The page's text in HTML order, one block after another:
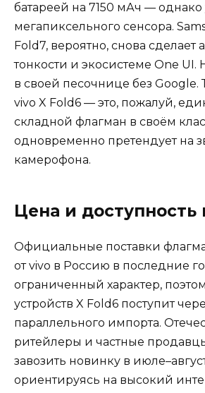
батареей на 7150 мАч — однако
мегапиксельного сенсора.
Fold7, вероятно, снова сделает
тонкости и экосистеме One UI.
в своей песочнице без Google.
vivo X Fold6 — это, пожалуй,
складной флагман в своём
одновременно претендует на
камерофона.
Цена и доступность
Официальные поставки
от vivo в Россию в последние
ограниченный характер,
устройств X Fold6 поступит
параллельного импорта.
ритейлеры и частные
завозить новинку в
ориентируясь на высокий